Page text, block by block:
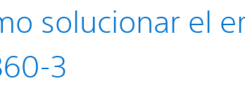
solucionar el
3